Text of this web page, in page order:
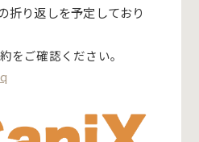
り返しを予定しており
をご確認ください。